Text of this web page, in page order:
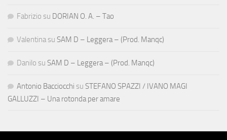
Fabrizio su DORIAN O. A. – Tao
Valentina su SAM D – Leggera – (Prod. Manqc)
Danilo su SAM D – Leggera – (Prod. Manqc)
Antonio Bacciocchi su STEFANO SPAZZI / IVANO MAGI
GALLUZZI – Una rotonda per amare